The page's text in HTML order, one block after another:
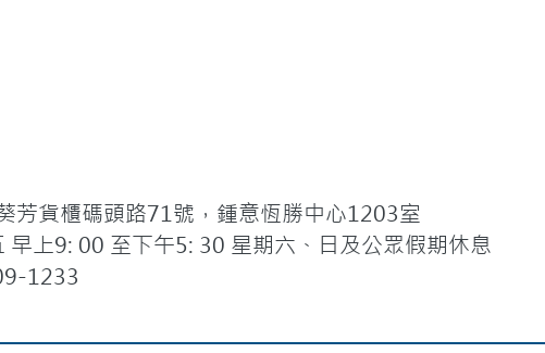
櫃碼頭路71號，鍾意恆勝中心1203室
早上9: 00 至下午5: 30 星期六、日及公眾假期休息
1233